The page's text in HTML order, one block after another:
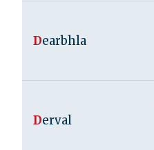
Dearbhla
Derval